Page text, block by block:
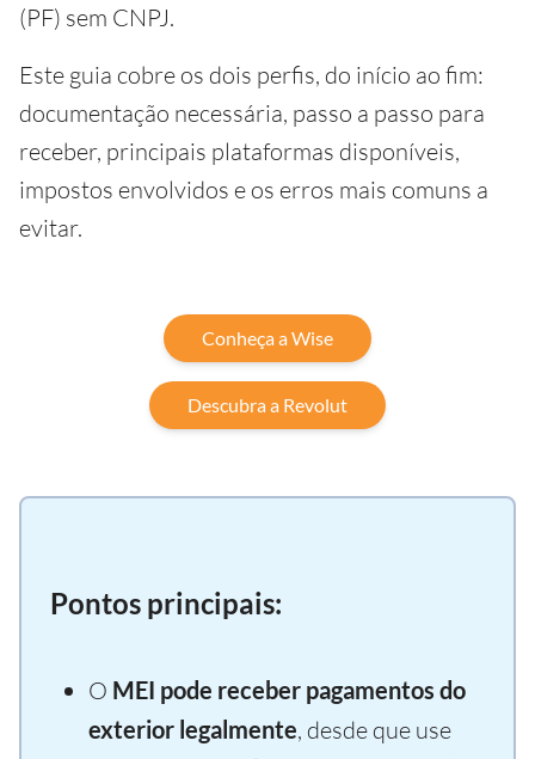
(PF) sem CNPJ.
Este guia cobre os dois perfis, do início ao fim:
documentação necessária, passo a passo para
receber, principais plataformas disponíveis,
impostos envolvidos e os erros mais comuns a
evitar.
Conheça a Wise
Descubra a Revolut
Pontos principais:
O MEI pode receber pagamentos do
exterior legalmente, desde que use